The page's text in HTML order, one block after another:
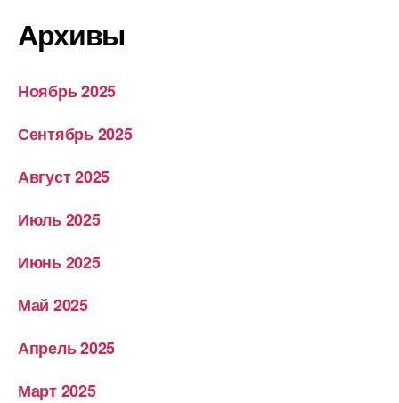
Архивы
Ноябрь 2025
Сентябрь 2025
Август 2025
Июль 2025
Июнь 2025
Май 2025
Апрель 2025
Март 2025